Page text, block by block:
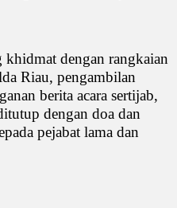
khidmat dengan rangkaian
Riau, pengambilan
berita acara sertijab,
dengan doa dan
pejabat lama dan